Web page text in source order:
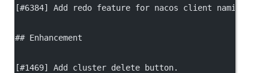
[#6384] Add redo feature for nacos client naming.
## Enhancement
[#1469] Add cluster delete button.